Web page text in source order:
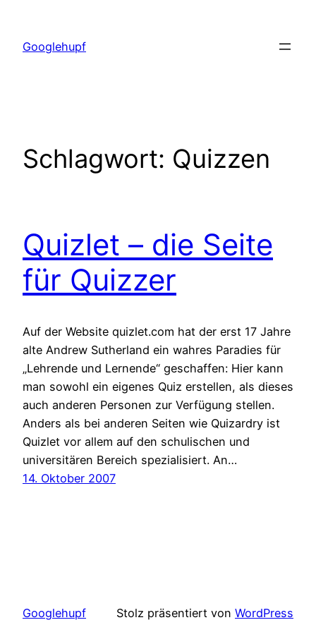
springen
Googlehupf
Schlagwort: Quizzen
Quizlet – die Seite
für Quizzer
Auf der Website quizlet.com hat der erst 17 Jahre
alte Andrew Sutherland ein wahres Paradies für
„Lehrende und Lernende“ geschaffen: Hier kann
man sowohl ein eigenes Quiz erstellen, als dieses
auch anderen Personen zur Verfügung stellen.
Anders als bei anderen Seiten wie Quizardry ist
Quizlet vor allem auf den schulischen und
universitären Bereich spezialisiert. An…
14. Oktober 2007
Googlehupf Stolz präsentiert von WordPress